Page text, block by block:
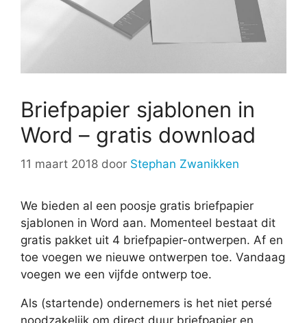
Briefpapier sjablonen in
Word – gratis download
11 maart 2018 door Stephan Zwanikken
We bieden al een poosje gratis briefpapier
sjablonen in Word aan. Momenteel bestaat dit
gratis pakket uit 4 briefpapier-ontwerpen. Af en
toe voegen we nieuwe ontwerpen toe. Vandaag
voegen we een vijfde ontwerp toe.
Als (startende) ondernemers is het niet persé
noodzakelijk om direct duur briefpapier en